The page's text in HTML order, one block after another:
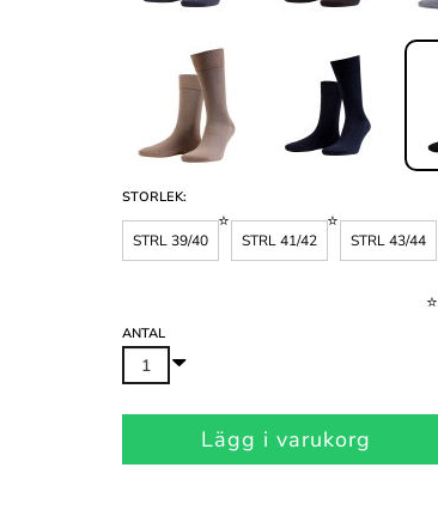
STORLEK:
STRL 39/40 STRL 41/42 STRL 43/44
⭐
ANTAL
Lägg i varukorg